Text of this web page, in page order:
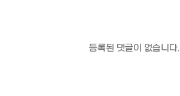
등록된 댓글이 없습니다.